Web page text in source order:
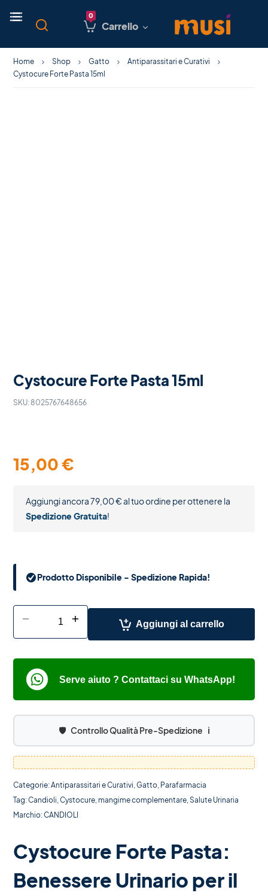
Carrello
Home Shop Gatto
Antiparassitari e Curativi
Cystocure Forte Pasta 15ml
Cystocure Forte Pasta 15ml
SKU:8025767648656
15,00€
Aggiungi ancora79,00€al tuo ordine per ottenere la
Spedizione Gratuita!
Prodotto Disponibile - Spedizione Rapida!
- + Aggiungi al carrello
Serve aiuto ? Contattaci su WhatsApp!
🛡️ Controllo Qualità Pre-Spedizione ℹ️
Categorie:Antiparassitari e Curativi,Gatto, Parafarmacia
Tag:Candioli,Cystocure, mangime complementare,Salute Urinaria
Marchio:CANDIOLI
Cystocure Forte Pasta:
Benessere Urinario per il